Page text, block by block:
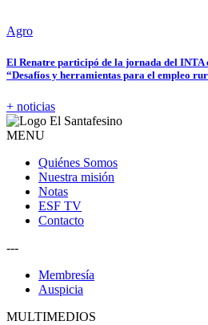
Agro
El Renatre participó de la jornada del INTA
“Desafíos y herramientas para el empleo
+ noticias
MENU
Quiénes Somos
Nuestra misión
Notas
ESF TV
Contacto
---
Membresía
Auspicia
MULTIMEDIOS